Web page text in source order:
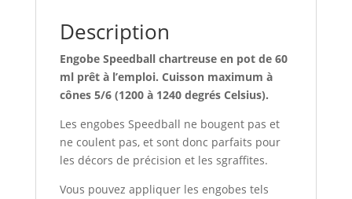
Description
Engobe Speedball chartreuse en pot de 60
ml prêt à l’emploi. Cuisson maximum à
cônes 5/6 (1200 à 1240 degrés Celsius).
Les engobes Speedball ne bougent pas et
ne coulent pas, et sont donc parfaits pour
les décors de précision et les sgraffites.
Vous pouvez appliquer les engobes tels